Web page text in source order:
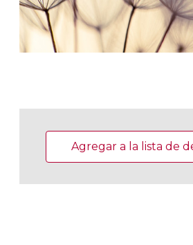
actuales:Agregar a la lista de